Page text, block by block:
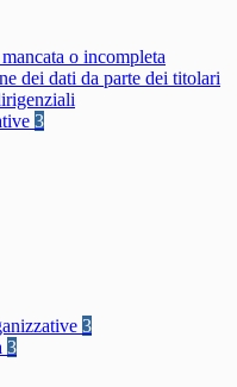
o incompleta
dei dati da parte dei titolari
3
3
3